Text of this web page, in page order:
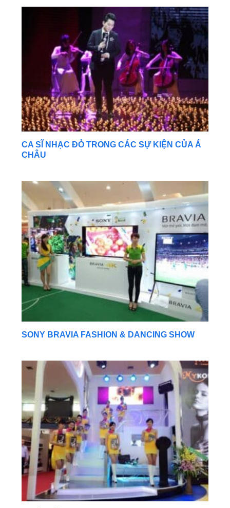
CA SĨ NHẠC ĐỎ TRONG CÁC SỰ KIỆN CỦA Á
CHÂU
SONY BRAVIA FASHION & DANCING SHOW